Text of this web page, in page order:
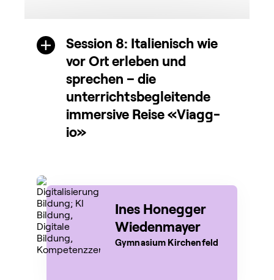
Session 8: Italienisch wie
vor Ort erleben und
sprechen – die
unterrichtsbegleitende
immersive Reise «Viagg-
io»
Ines Honegger
Wiedenmayer
Gymnasium Kirchenfeld